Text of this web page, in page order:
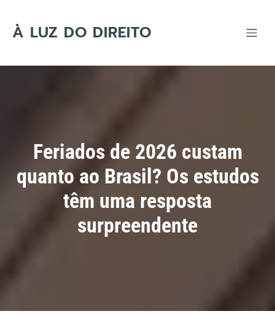
content
À LUZ DO DIREITO
Feriados de 2026 custam
quanto ao Brasil? Os estudos
têm uma resposta
surpreendente